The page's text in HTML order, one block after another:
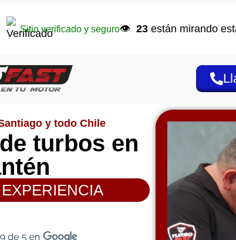
Sitio verificado y seguro👁️ 23están mirando
y todo Chile
turbos en